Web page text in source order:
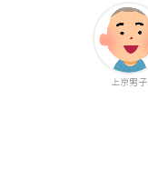
上京男子